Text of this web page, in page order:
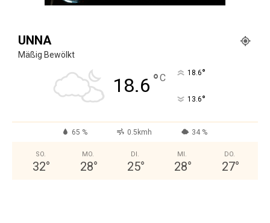
UNNA
Mäßig Bewölkt
18.6 °C 18.6°
13.6°
65 % 0.5kmh 34 %
SO.
32°
MO.
28°
DI.
25°
MI.
28°
DO.
27°